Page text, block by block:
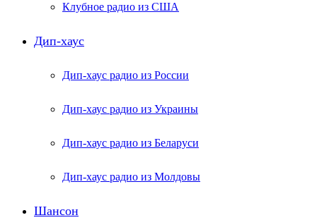
Клубное радио из США
Дип-хаус
Дип-хаус радио из России
Дип-хаус радио из Украины
Дип-хаус радио из Беларуси
Дип-хаус радио из Молдовы
Шансон